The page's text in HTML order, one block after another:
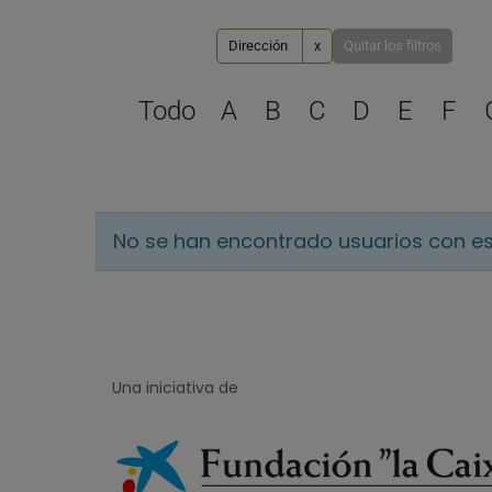
Dirección x Quitar los filtros
Todo A B C D E F
No se han encontrado usuarios con
Una iniciativa de